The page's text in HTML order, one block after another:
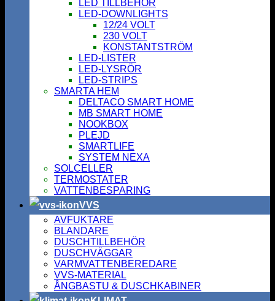
LED TILLBEHÖR
LED-DOWNLIGHTS
12/24 VOLT
230 VOLT
KONSTANTSTRÖM
LED-LISTER
LED-LYSRÖR
LED-STRIPS
SMARTA HEM
DELTACO SMART HOME
MB SMART HOME
NOOKBOX
PLEJD
SMARTLIFE
SYSTEM NEXA
SOLCELLER
TERMOSTATER
VATTENBESPARING
VVS
AVFUKTARE
BLANDARE
DUSCHTILLBEHÖR
DUSCHVÄGGAR
VARMVATTENBEREDARE
VVS-MATERIAL
ÅNGBASTU & DUSCHKABINER